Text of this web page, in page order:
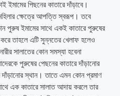
ইমামের পিছনের কাতারে দাঁড়াবে।
ক্ষেত্রে আপত্তি স্বরূপ। তবে
পুরুষ ইমামের সাথে একই কাতারে পুরুষের
করে তাহলে এটি সুন্নতের খেলাফ হলেও
সালাতের কোন সমস্যা হবেনা
পুরুষের পেছনের কাতারে দাঁড়ানোর
দাঁড়ানোর স্থান। তাতে এমন কোন প্রমাণ
এক কাতারে সালাত আদায় করলে তার